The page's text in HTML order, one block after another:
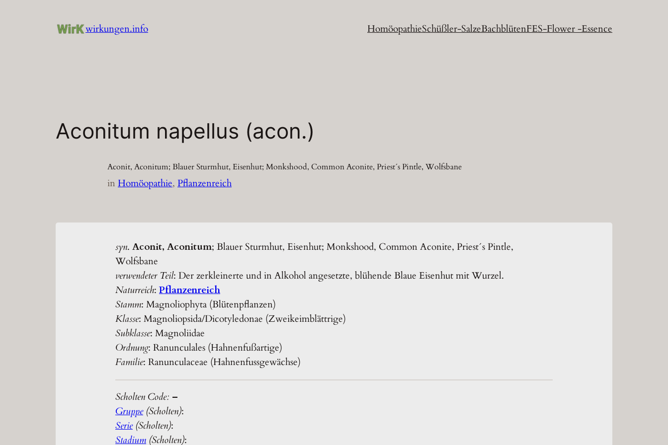
wirkungen.info HomöopathieSchüßler-SalzeBachblütenFES-Flower -Essence
Aconitum napellus (acon.)
Aconit, Aconitum; Blauer Sturmhut, Eisenhut; Monkshood, Common Aconite, Priest´s Pintle, Wolfsbane
inHomöopathie, Pflanzenreich
syn. Aconit, Aconitum; Blauer Sturmhut, Eisenhut; Monkshood, Common Aconite, Priest´s Pintle,
Wolfsbane
verwendeter Teil: Der zerkleinerte und in Alkohol angesetzte, blühende Blaue Eisenhut mit Wurzel.
Naturreich: Pflanzenreich
Stamm: Magnoliophyta (Blütenpflanzen)
Klasse: Magnoliopsida/Dicotyledonae (Zweikeimblättrige)
Subklasse: Magnoliidae
Ordnung: Ranunculales (Hahnenfußartige)
Familie: Ranunculaceae (Hahnenfussgewächse)
Scholten Code: –
Gruppe(Scholten):
Serie(Scholten):
Stadium (Scholten):